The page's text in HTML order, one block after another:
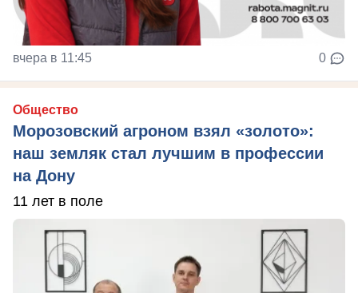
вчера в 11:45 0
Общество
Морозовский агроном взял «золото»:
наш земляк стал лучшим в профессии
на Дону
11 лет в поле